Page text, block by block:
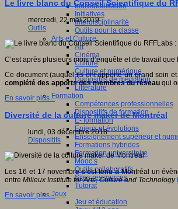
Individualisation
Initiatives
Interdisciplinarité
Outils pour la classe
Arts et Culture
Art
Cinéma
Culture
Culture et numérique
Dispositifs de médiation
Littérature
Formation
Compétences professionnelles
Dispositifs de formation
E- formation
Enjeux et évolutions
Enseignement supérieur et
Formations hybrides
Formation universitaire
Mooc’s
Outils collaboratifs
Sites ressources
Tutorat
Jeux
Jeu et éducation
Le livre blanc du Conseil Scientifique du
mercredi, 22 mai 2019
Outils
C’est après plusieurs mois d’enquête et de travail
Ce document (auquel ils ont apporté un grand soin
complété des apports des membres du réseau qui
En savoir plus...
Diversité de la culture maker de Montréal
lundi, 03 décembre 2018
Dispositifs
Les 16 et 17 novembre s’est tenu à Montréal un
entre Milieux Institute for Arts, Culture and Technology
En savoir plus...